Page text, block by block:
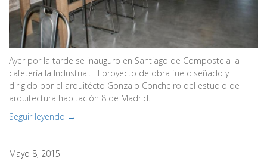
Ayer por la tarde se inauguro en Santiago de Compostela la
cafetería la Industrial. El proyecto de obra fue diseñado y
dirigido por el arquitécto Gonzalo Concheiro del estudio de
arquitectura habitación 8 de Madrid.
Seguir leyendo →
Mayo 8, 2015